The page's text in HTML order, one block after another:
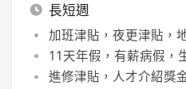
長短週
加班津貼，夜更津貼，
11天年假，有薪病假，
進修津貼，人才介紹獎